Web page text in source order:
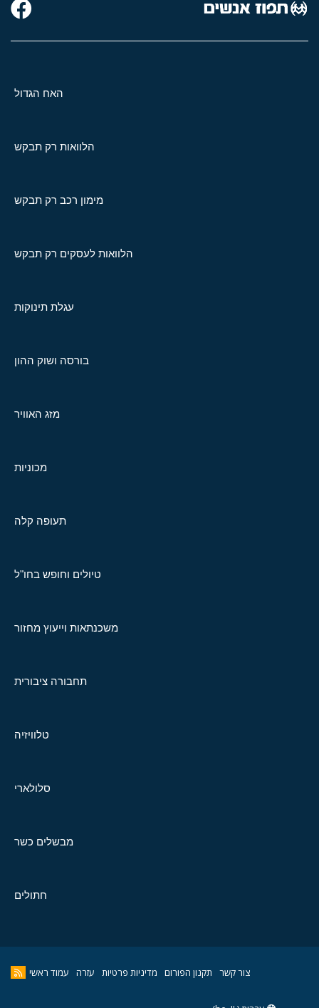
האח הגדול
הלוואות רק תבקש
מימון רכב רק תבקש
הלוואות לעסקים רק תבקש
עגלת תינוקות
בורסה ושוק ההון
מזג האוויר
מכוניות
תעופה קלה
טיולים וחופש בחו"ל
משכנתאות וייעוץ מחזור
תחבורה ציבורית
טלוויזיה
סלולארי
מבשלים כשר
חתולים
צור קשר תקנון הפורום מדיניות פרטיות עזרה עמוד ראשי